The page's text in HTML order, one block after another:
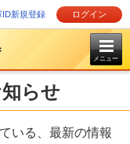
ID新規登録 ログイン
メニュー
らせ
いる、最新の情報